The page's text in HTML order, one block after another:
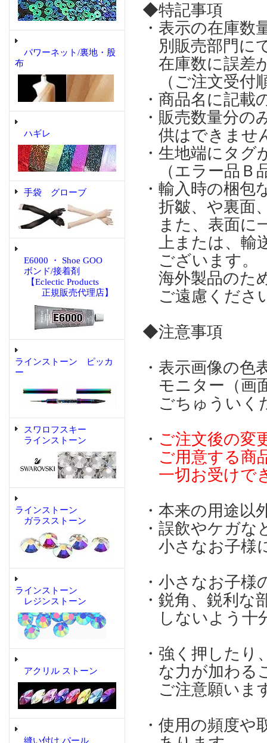
パワーネット/裏地・股
布
ハギレ
手袋 グローブ
E6000 ・ Shoe GOO
ボンド/接着剤
【Eclectic Products
正規販売代理店】
ラインストーン ピッカ
ー
スワロフスキー
ラインストーン
ラインストーン
ガラスストーン
ラインストーン
レジンストーン
アクリル ストーン
縫い付け パール
◆特記事項
・表示の在庫
別販売部門に
在庫数に誤差
（ご注文受付
・商品名に記
・販売数量分
供はできませ
・生地端にタ
（エラー品Ｂ
・輸入時の梱
折皺、や裏面
また、表面に
上または、輸
ございます。
海外製品のた
ご遠慮くださ
◆注意事項
・表示画像の
モニター（画
ごちゅういく
・ ご注文後の変
ご用意する商
一切お受けで
・本来の用途
・誤飲やケガ
小さなお子様
・小さなお子
・鋭角、鋭利
しないよう十
・強く押した
な力が加わる
ご注意願いま
・使用の頻度